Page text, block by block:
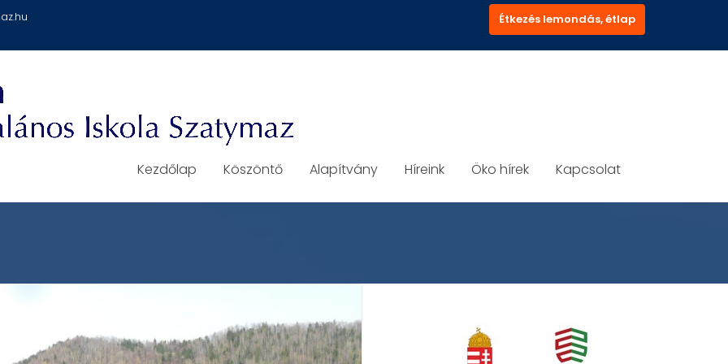
Étkezés lemondás, étlap
Kezdőlap Köszöntő Alapítvány Híreink Öko hírek Kapcsolat